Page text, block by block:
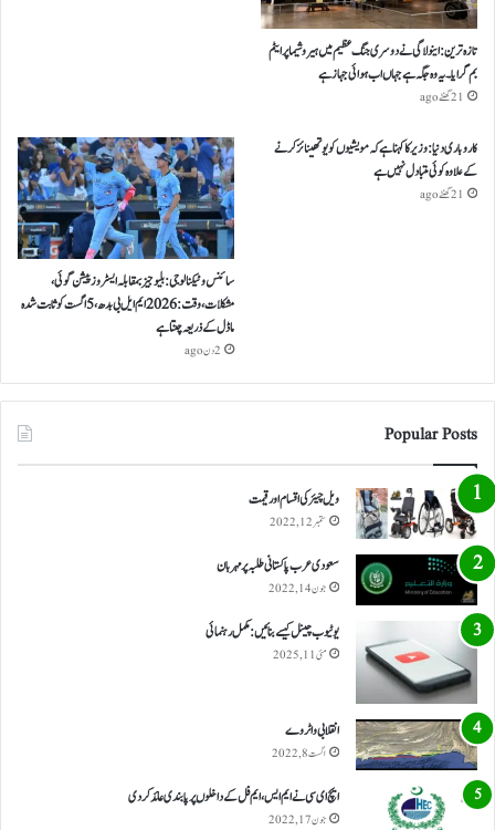
تازہ ترین: اینولا گی نے دوسری جنگ عظیم میں ہیروشیما پر ایٹم
بم گرایا ۔ یہ وہ جگہ ہے جہاں اب ہوائی جہاز ہے
21 گھنٹے ago
کاروباری دنیا: وزیر کا کہنا ہے کہ مویشیوں کو یوتھینائز کرنے
کے علاوہ کوئی متبادل نہیں ہے
21 گھنٹے ago
سائنس و ٹیکنالوجی: بلیو جیز بمقابلہ ایسٹروز پیشن گوئی،
مشکلات، وقت: 2026 ایم ایل بی بدھ، 5 اگست کو ثابت شدہ
ماڈل کے ذریعہ چنتا ہے
2 دن ago
Popular Posts
ویل چیئر کی اقسام اور قیمت
ستمبر 12, 2022
سعودی عرب پاکستانی طلبہ پر مہربان
جون 14, 2022
یوٹیوب چینل کیسے بنائیں: مکمل رہنمائی
مئی 11, 2025
انقلابی واٹر وے
اگست 8, 2022
ایچ ای سی نے ایم ایس، ایم فل کے داخلوں پر پابندی عائد کر دی
جون 17, 2022